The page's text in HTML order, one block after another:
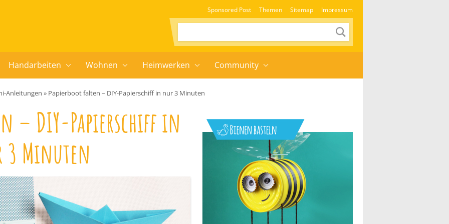
Sponsored Post Themen Sitemap Impressum
Handarbeiten Wohnen Heimwerken Community
Anleitungen » Papierboot falten – DIY-Papierschiff in nur 3 Minuten
– DIY-Papierschiff in
Minuten